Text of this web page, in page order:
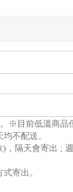
※目前低溫商品
不配送。
隔天會寄出 ;
寄出。